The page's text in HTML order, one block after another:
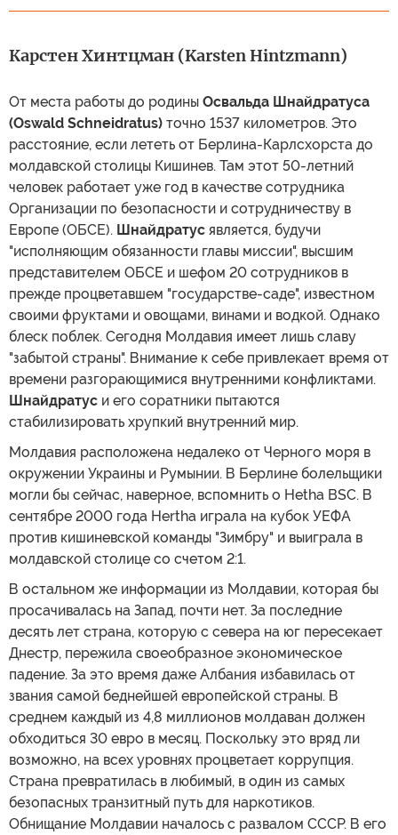
Карстен Хинтцман (Karsten Hintzmann)
От места работы до родины Освальда Шнайдратуса
(Oswald Schneidratus) точно 1537 километров. Это
расстояние, если лететь от Берлина-Карлсхорста до
молдавской столицы Кишинев. Там этот 50-летний
человек работает уже год в качестве сотрудника
Организации по безопасности и сотрудничеству в
Европе (ОБСЕ). Шнайдратус является, будучи
"исполняющим обязанности главы миссии", высшим
представителем ОБСЕ и шефом 20 сотрудников в
прежде процветавшем "государстве-саде", известном
своими фруктами и овощами, винами и водкой. Однако
блеск поблек. Сегодня Молдавия имеет лишь славу
"забытой страны". Внимание к себе привлекает время от
времени разгорающимися внутренними конфликтами.
Шнайдратус и его соратники пытаются
стабилизировать хрупкий внутренний мир.
Молдавия расположена недалеко от Черного моря в
окружении Украины и Румынии. В Берлине болельщики
могли бы сейчас, наверное, вспомнить о Hetha BSC. В
сентябре 2000 года Hertha играла на кубок УЕФА
против кишиневской команды "Зимбру" и выиграла в
молдавской столице со счетом 2:1.
В остальном же информации из Молдавии, которая бы
просачивалась на Запад, почти нет. За последние
десять лет страна, которую с севера на юг пересекает
Днестр, пережила своеобразное экономическое
падение. За это время даже Албания избавилась от
звания самой беднейшей европейской страны. В
среднем каждый из 4,8 миллионов молдаван должен
обходиться 30 евро в месяц. Поскольку это вряд ли
возможно, на всех уровнях процветает коррупция.
Страна превратилась в любимый, в один из самых
безопасных транзитный путь для наркотиков.
Обнищание Молдавии началось с развалом СССР. В его